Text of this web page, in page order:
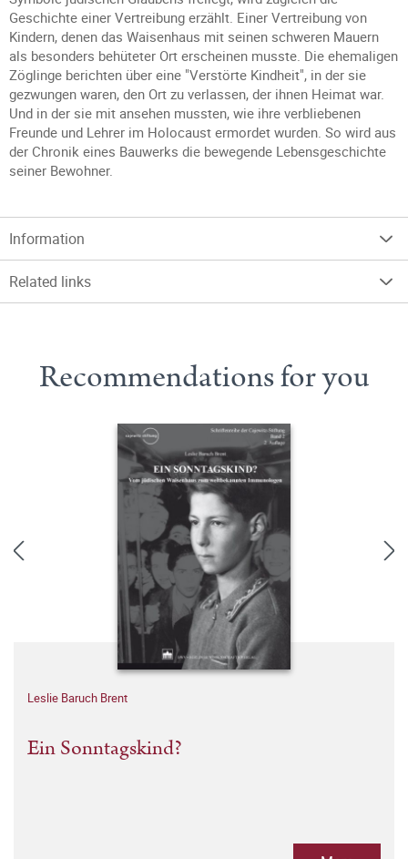
Geschichte einer Vertreibung erzählt. Einer Vertreibung von
Kindern, denen das Waisenhaus mit seinen schweren Mauern
als besonders behüteter Ort erscheinen musste. Die ehemaligen
Zöglinge berichten über eine "Verstörte Kindheit", in der sie
gezwungen waren, den Ort zu verlassen, der ihnen Heimat war.
Und in der sie mit ansehen mussten, wie ihre verbliebenen
Freunde und Lehrer im Holocaust ermordet wurden. So wird aus
der Chronik eines Bauwerks die bewegende Lebensgeschichte
seiner Bewohner.
Information
Related links
Recommendations for you
Leslie Baruch Brent
Ein Sonntagskind?